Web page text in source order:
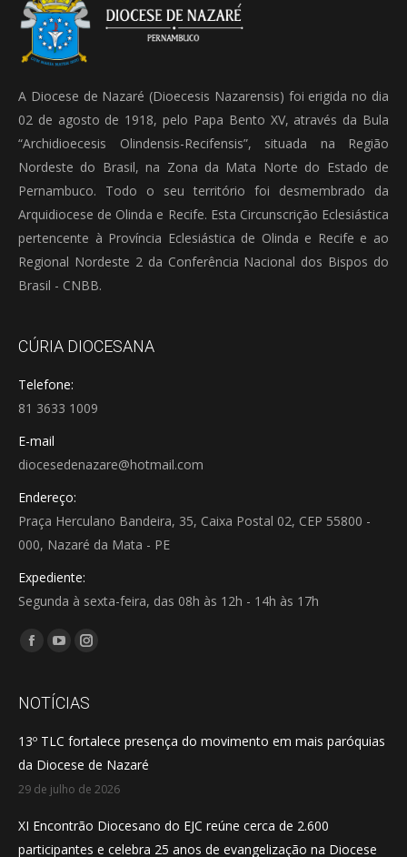
A Diocese de Nazaré (Dioecesis Nazarensis) foi erigida no dia
02 de agosto de 1918, pelo Papa Bento XV, através da Bula
“Archidioecesis Olindensis-Recifensis”, situada na Região
Nordeste do Brasil, na Zona da Mata Norte do Estado de
Pernambuco. Todo o seu território foi desmembrado da
Arquidiocese de Olinda e Recife. Esta Circunscrição Eclesiástica
pertencente à Província Eclesiástica de Olinda e Recife e ao
Regional Nordeste 2 da Conferência Nacional dos Bispos do
Brasil - CNBB.
CÚRIA DIOCESANA
Telefone:
81 3633 1009
E-mail
diocesedenazare@hotmail.com
Endereço:
Praça Herculano Bandeira, 35, Caixa Postal 02, CEP 55800 -
000, Nazaré da Mata - PE
Expediente:
Segunda à sexta-feira, das 08h às 12h - 14h às 17h
Encontre-nos em:
Facebook
opens
new
window
YouTube
opens
new
window
Instagram
opens
new
window
NOTÍCIAS
13º TLC fortalece presença do movimento em mais paróquias
da Diocese de Nazaré
29 de julho de 2026
XI Encontrão Diocesano do EJC reúne cerca de 2.600
participantes e celebra 25 anos de evangelização na Diocese